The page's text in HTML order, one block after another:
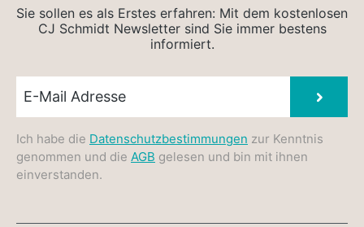
Sie sollen es als Erstes erfahren: Mit dem kostenlosen
CJ Schmidt Newsletter sind Sie immer bestens
informiert.
Ich habe die Datenschutzbestimmungen zur Kenntnis
genommen und die AGB gelesen und bin mit ihnen
einverstanden.